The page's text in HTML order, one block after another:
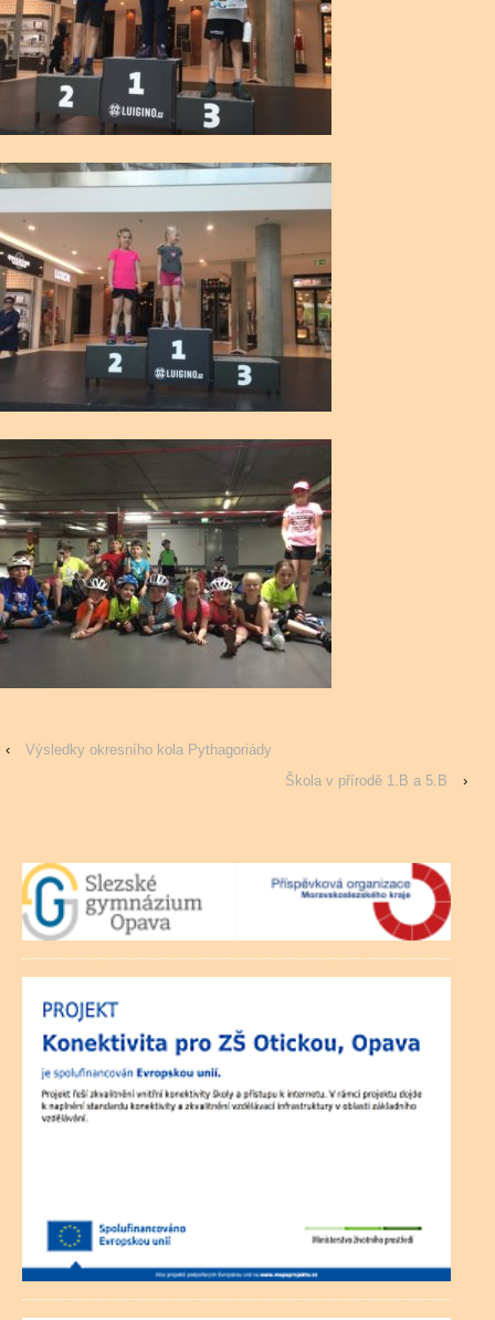
‹
Výsledky okresního kola Pythagoriády
Škola v přírodě 1.B a 5.B
›